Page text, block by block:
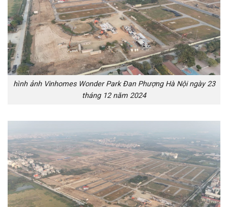
hình ảnh Vinhomes Wonder Park Đan Phượng Hà Nội ngày 23
tháng 12 năm 2024